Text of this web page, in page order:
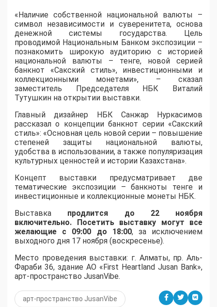
«Наличие собственной национальной валюты –
символ независимости и суверенитета, основа
денежной системы государства. Цель
проводимой Национальным Банком экспозиции –
познакомить широкую аудиторию с историей
национальной валюты – тенге, новой серией
банкнот «Сакский стиль», инвестиционными и
коллекционными монетами», – сказал
заместитель Председателя НБК Виталий
Тутушкин на открытии выставки.
Главный дизайнер НБК Санжар Нуркасимов
рассказал о концепции банкнот серии «Сакский
стиль»: «Основная цель новой серии – повышение
степеней защиты национальной валюты,
удобства в использовании, а также популяризация
культурных ценностей и истории Казахстана».
Концепт выставки предусматривает две
тематические экспозиции – банкноты тенге и
инвестиционные и коллекционные монеты НБК.
Выставка продлится до 22 ноября
включительно. Посетить выставку могут все
желающие с 09:00 до 18:00, за исключением
выходного дня 17 ноября (воскресенье).
Место проведения выставки: г. Алматы, пр. Аль-
Фараби 36, здание АО «First Heartland Jusan Bank»,
арт-пространство JusanVibe.
арт-пространство JusanVibe